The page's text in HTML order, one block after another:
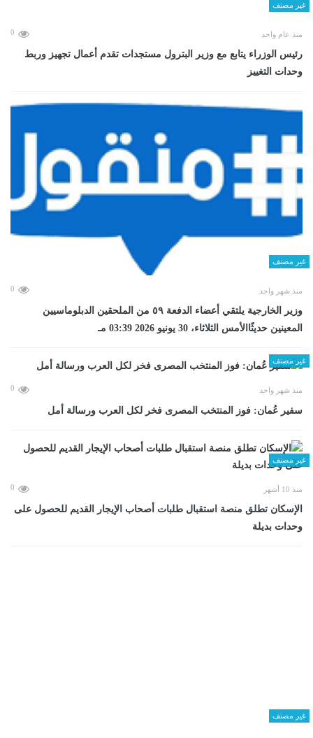
غير مصنف
منذ عام واحد 0
رئيس الوزراء يتابع مع وزير البترول مستجدات تقدم أعمال تجهيز وربط
وحدات التغييز
غير مصنف
منذ شهر واحد 0
وزير الخارجية يلتقي أعضاء الدفعة ٥٩ من الملحقين الدبلوماسيين
المعينين حديثًاالأمس الثلاثاء، 30 يونيو 2026 03:39 مـ
غير مصنف
منذ شهر واحد 0
سفير عُمان: فوز المنتخب المصرى فخر لكل العرب ورسالة أمل
غير مصنف
منذ 10 أشهر 0
الإسكان تطلق منصة استقبال طلبات أصحاب الإيجار القديم للحصول على
وحدات بديلة
غير مصنف